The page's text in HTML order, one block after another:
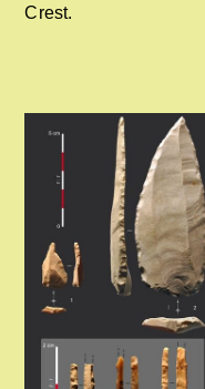
Crest.